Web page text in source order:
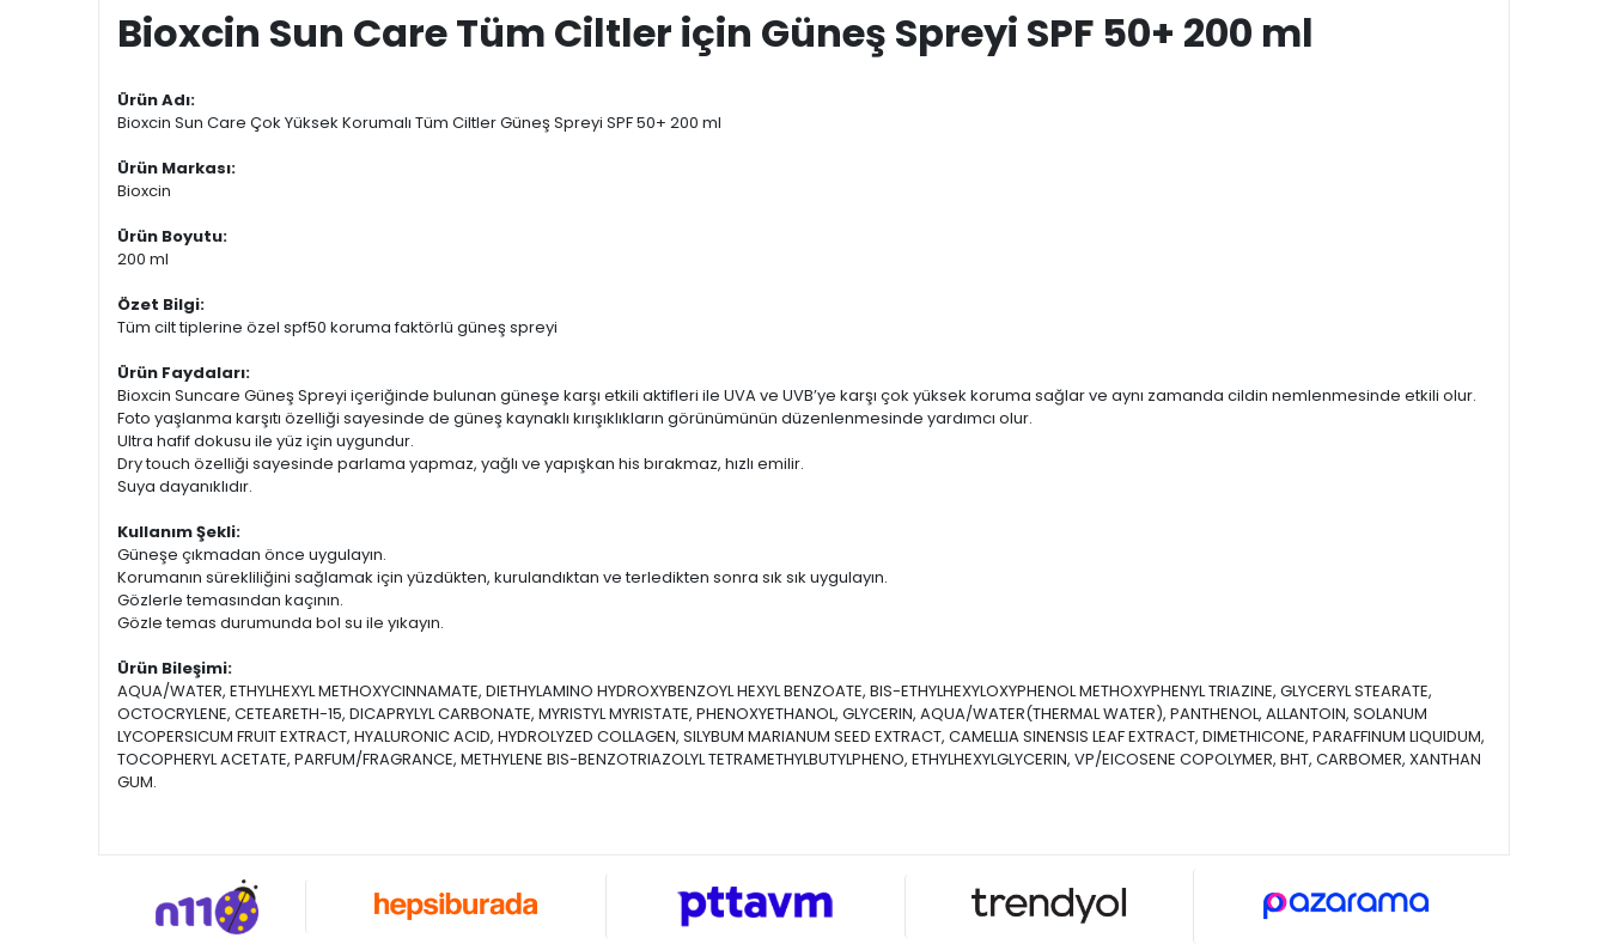
Bioxcin Sun Care Tüm Ciltler için Güneş Spreyi SPF 50+ 200 ml
Ürün Adı:
Bioxcin Sun Care Çok Yüksek Korumalı Tüm Ciltler Güneş Spreyi SPF 50+ 200 ml
Ürün Markası:
Bioxcin
Ürün Boyutu:
200 ml
Özet Bilgi:
Tüm cilt tiplerine özel spf50 koruma faktörlü güneş spreyi
Ürün Faydaları:
Bioxcin Suncare Güneş Spreyi içeriğinde bulunan güneşe karşı etkili aktifleri ile UVA ve UVB’ye karşı çok yüksek koruma sağlar ve aynı zamanda cildin nemlenmesinde etkili olur.
Foto yaşlanma karşıtı özelliği sayesinde de güneş kaynaklı kırışıklıkların görünümünün düzenlenmesinde yardımcı olur.
Ultra hafif dokusu ile yüz için uygundur.
Dry touch özelliği sayesinde parlama yapmaz, yağlı ve yapışkan his bırakmaz, hızlı emilir.
Suya dayanıklıdır.
Kullanım Şekli:
Güneşe çıkmadan önce uygulayın.
​Korumanın sürekliliğini sağlamak için yüzdükten, kurulandıktan ve terledikten sonra sık sık uygulayın.
Gözlerle temasından kaçının.
Gözle temas durumunda bol su ile yıkayın.
Ürün Bileşimi:
AQUA/WATER, ETHYLHEXYL METHOXYCINNAMATE, DIETHYLAMINO HYDROXYBENZOYL HEXYL BENZOATE, BIS-ETHYLHEXYLOXYPHENOL METHOXYPHENYL TRIAZINE, GLYCERYL STEARATE,
OCTOCRYLENE, CETEARETH-15, DICAPRYLYL CARBONATE, MYRISTYL MYRISTATE, PHENOXYETHANOL, GLYCERIN, AQUA/WATER(THERMAL WATER), PANTHENOL, ALLANTOIN, SOLANUM
LYCOPERSICUM FRUIT EXTRACT, HYALURONIC ACID, HYDROLYZED COLLAGEN, SILYBUM MARIANUM SEED EXTRACT, CAMELLIA SINENSIS LEAF EXTRACT, DIMETHICONE, PARAFFINUM LIQUIDUM,
TOCOPHERYL ACETATE, PARFUM/FRAGRANCE, METHYLENE BIS-BENZOTRIAZOLYL TETRAMETHYLBUTYLPHENO, ETHYLHEXYLGLYCERIN, VP/EICOSENE COPOLYMER, BHT, CARBOMER, XANTHAN
GUM.